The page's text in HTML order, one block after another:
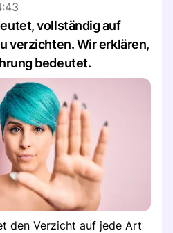
vollständig auf
verzichten. Wir erklären,
bedeutet.
den Verzicht auf jede Art